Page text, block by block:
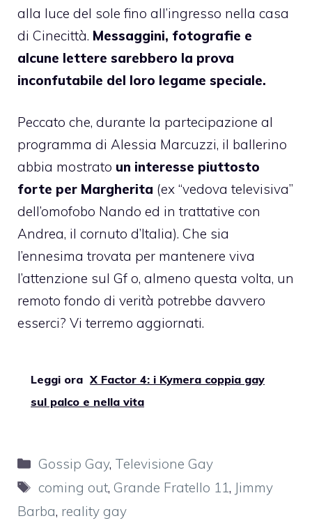
alla luce del sole fino all’ingresso nella casa
di Cinecittà. Messaggini, fotografie e
alcune lettere sarebbero la prova
inconfutabile del loro legame speciale.
Peccato che, durante la partecipazione al
programma di Alessia Marcuzzi, il ballerino
abbia mostrato un interesse piuttosto
forte per Margherita (ex “vedova televisiva”
dell’omofobo Nando ed in trattative con
Andrea, il cornuto d’Italia). Che sia
l’ennesima trovata per mantenere viva
l’attenzione sul Gf o, almeno questa volta, un
remoto fondo di verità potrebbe davvero
esserci? Vi terremo aggiornati.
Leggi ora X Factor 4: i Kymera coppia gay
sul palco e nella vita
Categorie
Gossip Gay, Televisione Gay
Tag
coming out, Grande Fratello 11, Jimmy
Barba, reality gay